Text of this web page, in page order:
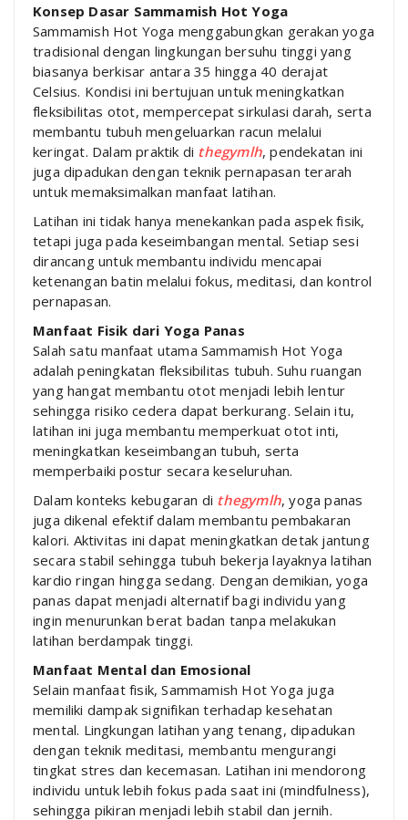
Konsep Dasar Sammamish Hot Yoga
Sammamish Hot Yoga menggabungkan gerakan yoga
tradisional dengan lingkungan bersuhu tinggi yang
biasanya berkisar antara 35 hingga 40 derajat
Celsius. Kondisi ini bertujuan untuk meningkatkan
fleksibilitas otot, mempercepat sirkulasi darah, serta
membantu tubuh mengeluarkan racun melalui
keringat. Dalam praktik di thegymlh, pendekatan ini
juga dipadukan dengan teknik pernapasan terarah
untuk memaksimalkan manfaat latihan.
Latihan ini tidak hanya menekankan pada aspek fisik,
tetapi juga pada keseimbangan mental. Setiap sesi
dirancang untuk membantu individu mencapai
ketenangan batin melalui fokus, meditasi, dan kontrol
pernapasan.
Manfaat Fisik dari Yoga Panas
Salah satu manfaat utama Sammamish Hot Yoga
adalah peningkatan fleksibilitas tubuh. Suhu ruangan
yang hangat membantu otot menjadi lebih lentur
sehingga risiko cedera dapat berkurang. Selain itu,
latihan ini juga membantu memperkuat otot inti,
meningkatkan keseimbangan tubuh, serta
memperbaiki postur secara keseluruhan.
Dalam konteks kebugaran di thegymlh, yoga panas
juga dikenal efektif dalam membantu pembakaran
kalori. Aktivitas ini dapat meningkatkan detak jantung
secara stabil sehingga tubuh bekerja layaknya latihan
kardio ringan hingga sedang. Dengan demikian, yoga
panas dapat menjadi alternatif bagi individu yang
ingin menurunkan berat badan tanpa melakukan
latihan berdampak tinggi.
Manfaat Mental dan Emosional
Selain manfaat fisik, Sammamish Hot Yoga juga
memiliki dampak signifikan terhadap kesehatan
mental. Lingkungan latihan yang tenang, dipadukan
dengan teknik meditasi, membantu mengurangi
tingkat stres dan kecemasan. Latihan ini mendorong
individu untuk lebih fokus pada saat ini (mindfulness),
sehingga pikiran menjadi lebih stabil dan jernih.